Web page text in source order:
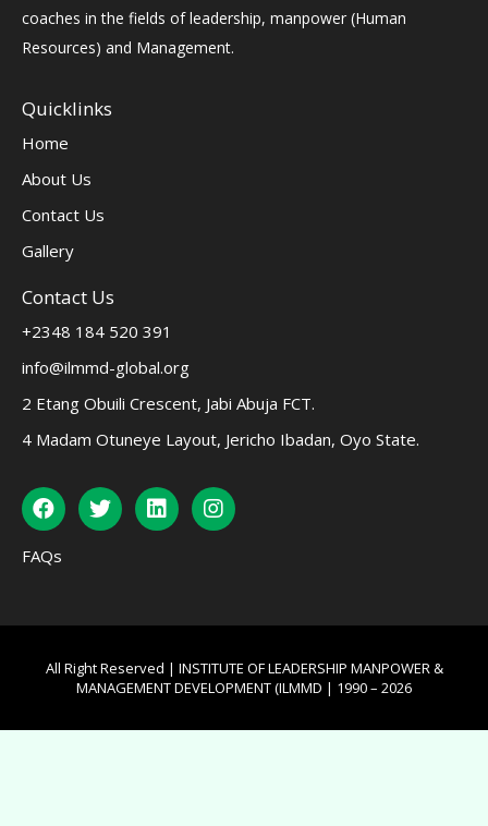
coaches in the fields of leadership, manpower (Human
Resources) and Management.
Quicklinks
Home
About Us
Contact Us
Gallery
Contact Us
+2348 184 520 391
info@ilmmd-global.org
2 Etang Obuili Crescent, Jabi Abuja FCT.
4 Madam Otuneye Layout, Jericho Ibadan, Oyo State.
FAQs
All Right Reserved | INSTITUTE OF LEADERSHIP MANPOWER &
MANAGEMENT DEVELOPMENT (ILMMD | 1990 – 2026